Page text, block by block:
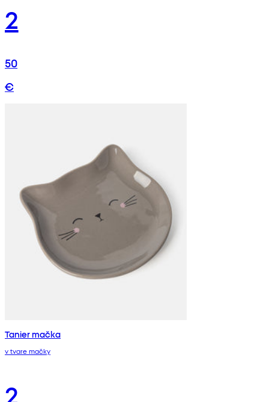
2
50
€
Tanier mačka
v tvare mačky
2